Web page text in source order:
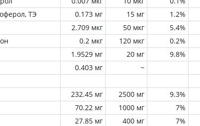
ТЭ
0.173 мг 15 мг 1.2%
2.709 мкг 50 мкг 5.4%
0.2 мкг 120 мкг 0.2%
1.9529 мг 20 мг 9.8%
0.403 мг ~
232.45 мг 2500 мг 9.3%
70.22 мг 1000 мг 7%
27.85 мг 400 мг 7%